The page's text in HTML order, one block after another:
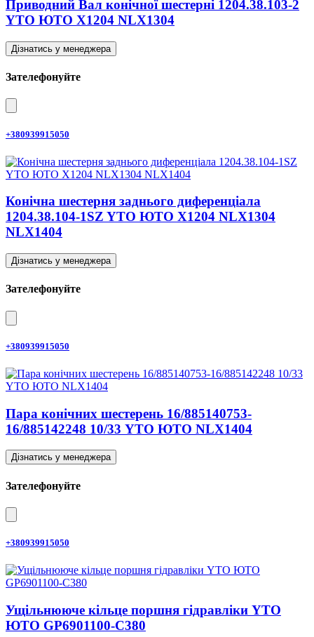
Приводний Вал конічної шестерні 1204.38.103-2
YTO ЮТО X1204 NLX1304
Дізнатись у менеджера
Зателефонуйте
+380939915050
Конічна шестерня заднього диференціала
1204.38.104-1SZ YTO ЮТО X1204 NLX1304
NLX1404
Дізнатись у менеджера
Зателефонуйте
+380939915050
Пара конічних шестерень 16/885140753-
16/885142248 10/33 YTO ЮТО NLX1404
Дізнатись у менеджера
Зателефонуйте
+380939915050
Ущільнююче кільце поршня гідравліки YTO
ЮТО GP6901100-C380